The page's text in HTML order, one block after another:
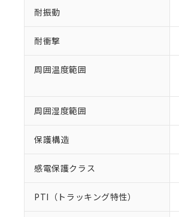
耐振動
耐衝撃
周囲温度範囲
周囲湿度範囲
保護構造
感電保護クラス
PTI（トラッキング特性）